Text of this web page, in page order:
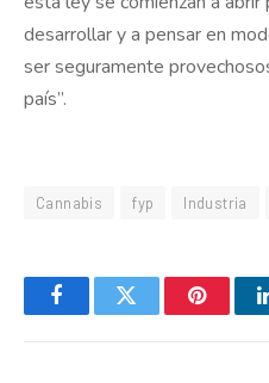
desarrollar y a pensar en
ser seguramente
país”.
Cannabis fyp Industria
FacebookTwitter Pinterest